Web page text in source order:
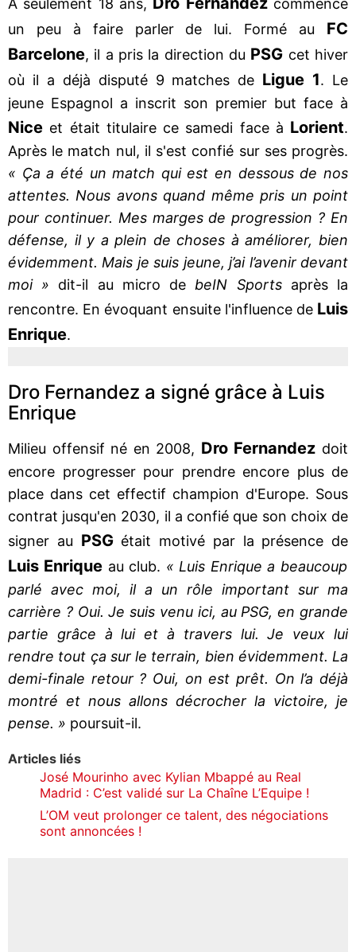
A seulement 18 ans,
commence
un peu à faire parler de lui. Formé au FC
Barcelone, il a pris la direction du PSG cet hiver
où il a déjà disputé 9 matches de Ligue 1. Le
jeune Espagnol a inscrit son premier but face à
Nice et était titulaire ce samedi face à Lorient.
Après le match nul, il s'est confié sur ses progrès.
« Ça a été un match qui est en dessous de nos
attentes. Nous avons quand même pris un point
pour continuer. Mes marges de progression ? En
défense, il y a plein de choses à améliorer, bien
évidemment. Mais je suis jeune, j’ai l’avenir devant
moi » dit-il au micro de beIN Sportsaprès la
rencontre. En évoquant ensuite l'influence de Luis
Enrique.
Dro Fernandez a signé grâce à Luis
Enrique
Milieu offensif né en 2008, Dro Fernandez doit
encore progresser pour prendre encore plus de
place dans cet effectif champion d'Europe. Sous
contrat jusqu'en 2030, il a confié que son choix de
signer au PSG était motivé par la présence de
Luis Enrique au club. « Luis Enrique a beaucoup
parlé avec moi, il a un rôle important sur ma
carrière ? Oui. Je suis venu ici, au PSG, en grande
partie grâce à lui et à travers lui. Je veux lui
rendre tout ça sur le terrain, bien évidemment. La
demi-finale retour ? Oui, on est prêt. On l’a déjà
montré et nous allons décrocher la victoire, je
pense. » poursuit-il.
Articles liés
José Mourinho avec Kylian Mbappé au Real
Madrid : C’est validé sur La Chaîne L’Equipe !
L’OM veut prolonger ce talent, des négociations
sont annoncées !